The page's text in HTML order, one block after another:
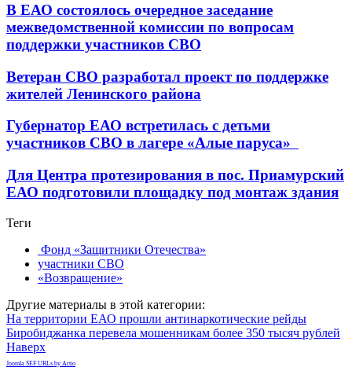
В ЕАО состоялось очередное заседание
межведомственной комиссии по вопросам
поддержки участников СВО
Ветеран СВО разработал проект по поддержке
жителей Ленинского района
Губернатор ЕАО встретилась с детьми
участников СВО в лагере «Алые паруса»
Для Центра протезирования в пос. Приамурский
ЕАО подготовили площадку под монтаж здания
Теги
Фонд «Защитники Отечества»
участники СВО
«Возвращение»
Другие материалы в этой категории:
На территории ЕАО прошли антинаркотические рейды
Биробиджанка перевела мошенникам более 350 тысяч рублей
Наверх
Joomla SEF URLs by Artio